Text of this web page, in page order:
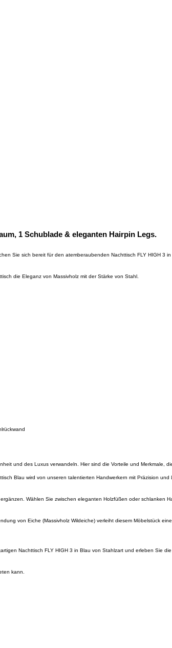
1 Schublade & eleganten Hairpin Legs.
Sie sich bereit für den atemberaubenden Nachttisch FLY HIGH 3
die Eleganz von Massivholz mit der Stärke von Stahl.
und des Luxus verwandeln. Hier sind die Vorteile und Merkmale,
Blau wird von unseren talentierten Handwerkern mit Präzision
Wählen Sie zwischen eleganten Holzfüßen oder schlanken
von Eiche (Massivholz Wildeiche) verleiht diesem Möbelstück
Nachttisch FLY HIGH 3 in Blau von Stahlzart und erleben Sie
kann.